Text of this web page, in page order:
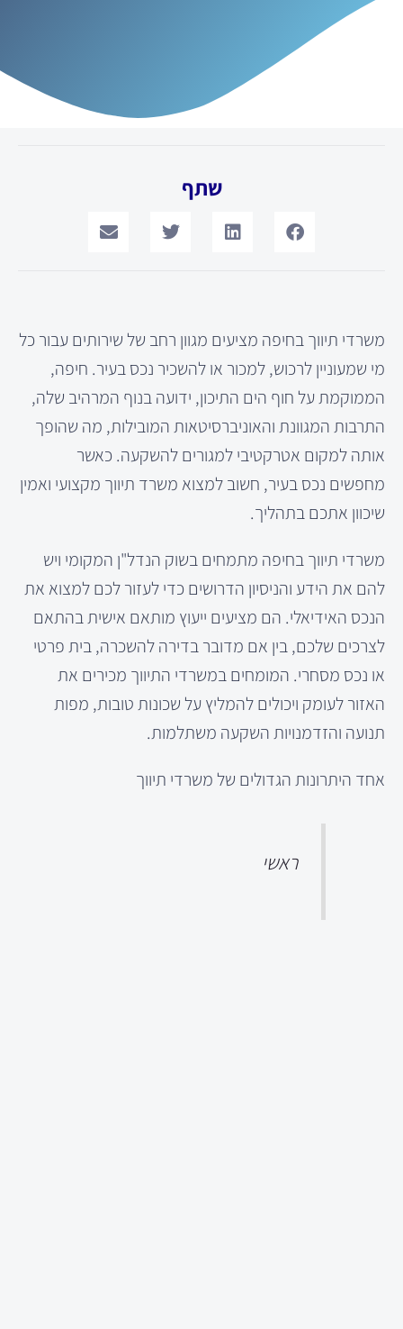
שתף
משרדי תיווך בחיפה מציעים מגוון רחב של שירותים עבור כל
מי שמעוניין לרכוש, למכור או להשכיר נכס בעיר. חיפה,
הממוקמת על חוף הים התיכון, ידועה בנוף המרהיב שלה,
התרבות המגוונת והאוניברסיטאות המובילות, מה שהופך
אותה למקום אטרקטיבי למגורים להשקעה. כאשר
מחפשים נכס בעיר, חשוב למצוא משרד תיווך מקצועי ואמין
שיכוון אתכם בתהליך.
משרדי תיווך בחיפה מתמחים בשוק הנדל"ן המקומי ויש
להם את הידע והניסיון הדרושים כדי לעזור לכם למצוא את
הנכס האידיאלי. הם מציעים ייעוץ מותאם אישית בהתאם
לצרכים שלכם, בין אם מדובר בדירה להשכרה, בית פרטי
או נכס מסחרי. המומחים במשרדי התיווך מכירים את
האזור לעומק ויכולים להמליץ על שכונות טובות, מפות
תנועה והזדמנויות השקעה משתלמות.
אחד היתרונות הגדולים של משרדי תיווך
ראשי